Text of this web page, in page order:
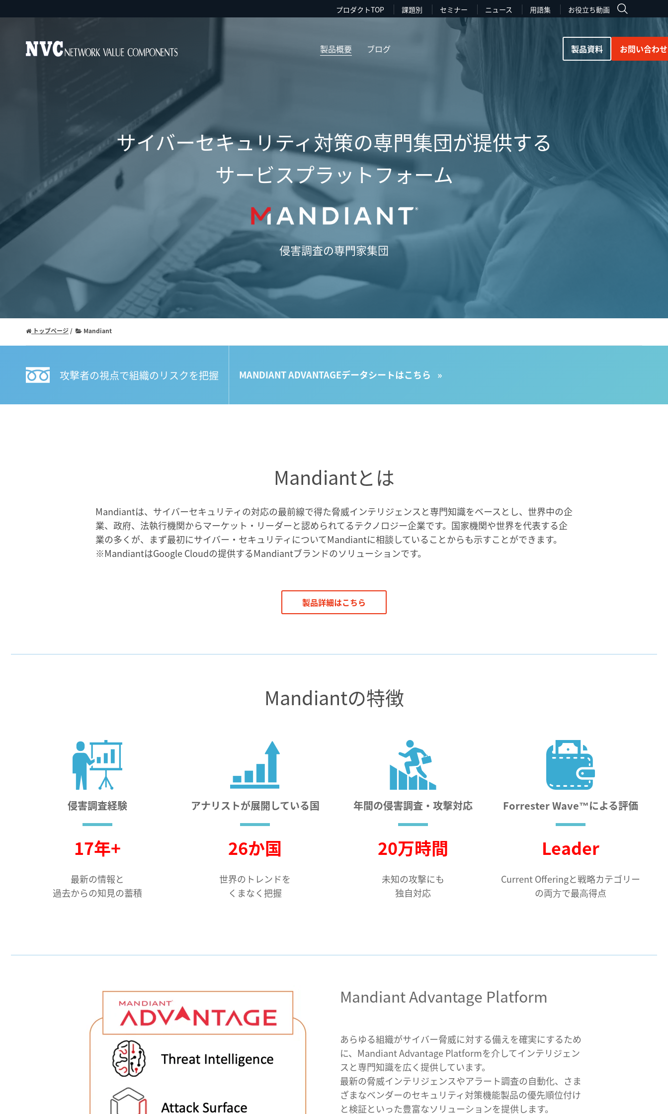
プロダクトTOP 課題別 セミナー ニュース 用語集 お役立ち動画
製品概要 ブログ 製品資料 お問い合わせ
サイバーセキュリティ対策の専門集団が提供する
サービスプラットフォーム
侵害調査の専門家集団
トップページ Mandiant
攻撃者の視点で組織のリスクを把握 MANDIANT ADVANTAGEデータシートはこちら
Mandiantとは
Mandiantは、サイバーセキュリティの対応の最前線で得た脅威インテリジェンスと専門知識をベースとし、世界中の企
業、政府、法執行機関からマーケット・リーダーと認められてるテクノロジー企業です。国家機関や世界を代表する企
業の多くが、まず最初にサイバー・セキュリティについてMandiantに相談していることからも示すことができます。
※MandiantはGoogle Cloudの提供するMandiantブランドのソリューションです。
製品詳細はこちら
Mandiantの特徴
侵害調査経験
17年+
最新の情報と
過去からの知見の蓄積
アナリストが展開している国
26か国
世界のトレンドを
くまなく把握
年間の侵害調査・攻撃対応
20万時間
未知の攻撃にも
独自対応
Forrester Wave™による評価
Leader
Current Offeringと戦略カテゴリー
の両⽅で最⾼得点
Mandiant Advantage Platform
あらゆる組織がサイバー脅威に対する備えを確実にするため
に、Mandiant Advantage Platformを介してインテリジェン
スと専門知識を広く提供しています。
最新の脅威インテリジェンスやアラート調査の自動化、さま
ざまなベンダーのセキュリティ対策機能製品の優先順位付け
と検証といった豊富なソリューションを提供します。